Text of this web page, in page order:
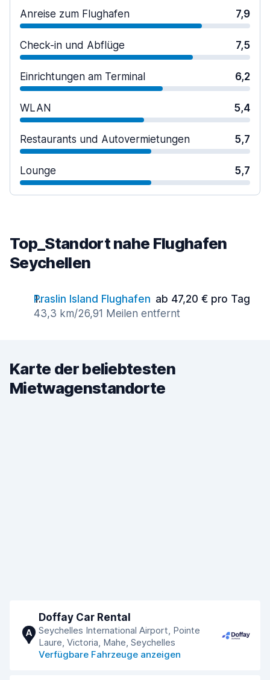
Anreise zum Flughafen 7,9
Check-in und Abflüge 7,5
Einrichtungen am Terminal 6,2
WLAN 5,4
Restaurants und Autovermietungen 5,7
Lounge 5,7
Top_Standort nahe Flughafen
Seychellen
Praslin Island Flughafen ab 47,20 € pro Tag
43,3 km/26,91 Meilen entfernt
Karte der beliebtesten
Mietwagenstandorte
A
Doffay Car Rental
Seychelles International Airport, Pointe
Laure, Victoria, Mahe, Seychelles
Verfügbare Fahrzeuge anzeigen